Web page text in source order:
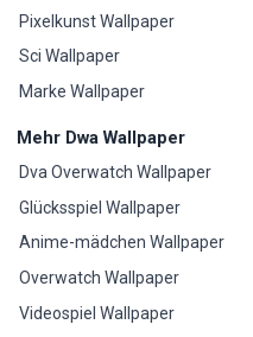
Pixelkunst Wallpaper
Sci Wallpaper
Marke Wallpaper
Mehr Dwa Wallpaper
Dva Overwatch Wallpaper
Glücksspiel Wallpaper
Anime-mädchen Wallpaper
Overwatch Wallpaper
Videospiel Wallpaper